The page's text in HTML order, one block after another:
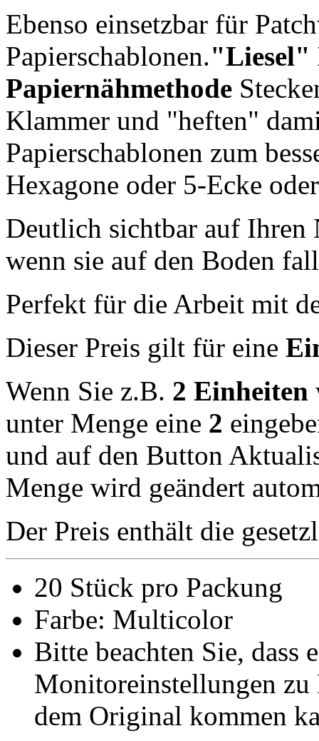
Ebenso einsetzbar für
Papierschablonen."Liesel"
Papiernähmethode
Klammer und "heften"
Papierschablonen zum
Hexagone oder 5-Ecke
Deutlich sichtbar auf Ihren
wenn sie auf den Boden
Perfekt für die Arbeit mit
Dieser Preis gilt für eine
Wenn Sie z.B. 2 Einheiten
unter Menge eine 2
und auf den Button
Menge wird geändert
Der Preis enthält die
20 Stück pro Packung
Farbe: Multicolor
Bitte beachten Sie, dass
Monitoreinstellungen zu
dem Original kommen